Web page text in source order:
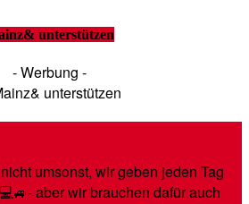
unterstützen
- Werbung -
umsonst, wir geben jeden Tag
aber wir brauchen dafür auch